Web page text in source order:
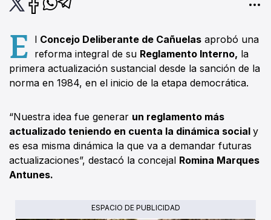
E l Concejo Deliberante de Cañuelas aprobó una
reforma integral de su Reglamento Interno, la
primera actualización sustancial desde la sanción de la
norma en 1984, en el inicio de la etapa democrática.
“Nuestra idea fue generar un reglamento más
actualizado teniendo en cuenta la dinámica social y
es esa misma dinámica la que va a demandar futuras
actualizaciones”, destacó la concejal Romina Marques
Antunes.
ESPACIO DE PUBLICIDAD